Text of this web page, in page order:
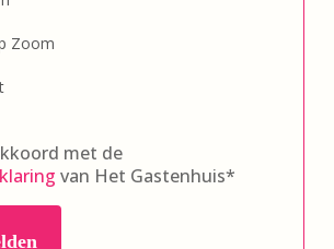
*
met de
van Het Gastenhuis*